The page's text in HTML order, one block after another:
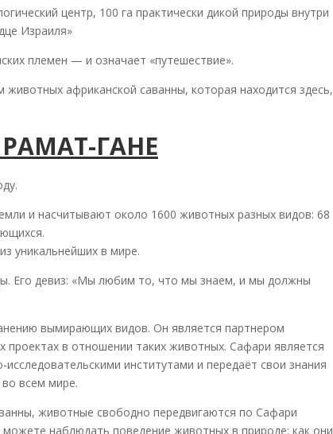
центр, 100 га практически дикой природы внутри
Израиля»
племен — и означает «путешествие».
африканской саванны, которая находится здесь,
ГАНЕ
и насчитывают около 1600 животных разных видов: 68
уникальнейших в мире.
Его девиз: «Мы любим то, что мы знаем, и мы должны
вымирающих видов. Он является партнером
в отношении таких животных. Сафари является
институтами и передаёт свои знания
всем мире.
животные свободно передвигаются по Сафари
наблюдать поведение животных в природе: как они